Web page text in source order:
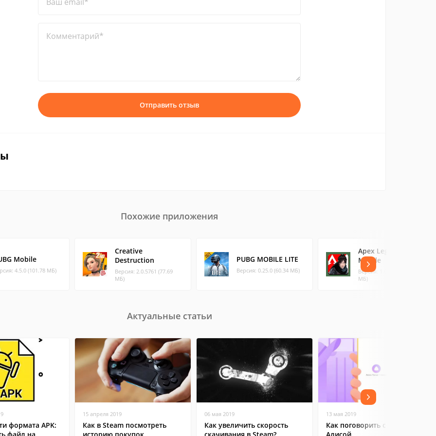
Комментарий*
Отправить отзыв
Похожие приложения
Mobile
4.5.0 (101.78 МБ)
Creative
Destruction
Версия: 2.0.5761 (77.69
МБ)
PUBG MOBILE LITE
Версия: 0.25.0 (60.34 МБ)
Apex Legends
Mobile
Версия: 1.0.1576 (2943.69
МБ)
Актуальные статьи
формата APK:
15 апреля 2019
Как в Steam посмотреть
06 мая 2019
Как увеличить скорость
13 мая 2019
Как поговорить с Яндекс